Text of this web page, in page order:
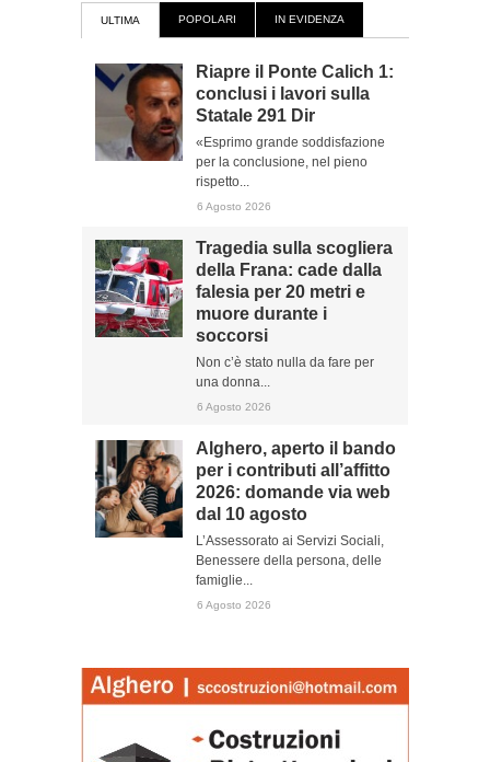
ULTIMA POPOLARI IN EVIDENZA
Riapre il Ponte Calich 1:
conclusi i lavori sulla
Statale 291 Dir
«Esprimo grande soddisfazione
per la conclusione, nel pieno
rispetto...
6 Agosto 2026
Tragedia sulla scogliera
della Frana: cade dalla
falesia per 20 metri e
muore durante i
soccorsi
Non c’è stato nulla da fare per
una donna...
6 Agosto 2026
Alghero, aperto il bando
per i contributi all’affitto
2026: domande via web
dal 10 agosto
L’Assessorato ai Servizi Sociali,
Benessere della persona, delle
famiglie...
6 Agosto 2026